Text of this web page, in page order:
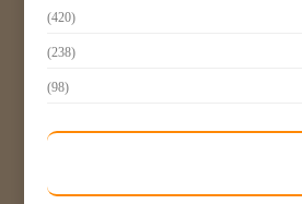
(420)
(238)
(98)